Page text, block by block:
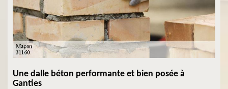
Une dalle béton performante et bien posée à
Ganties